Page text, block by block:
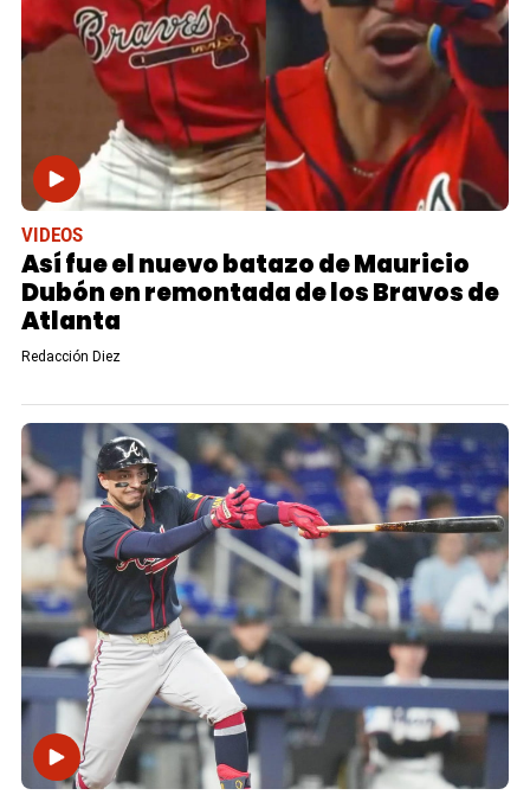
VIDEOS
Así fue el nuevo batazo de Mauricio
Dubón en remontada de los Bravos de
Atlanta
Redacción Diez